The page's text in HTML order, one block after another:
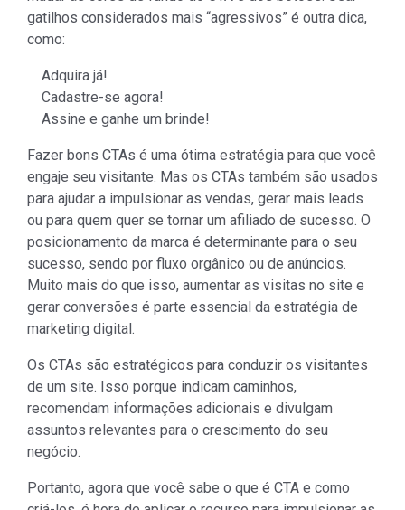
gatilhos considerados mais “agressivos” é outra dica,
como:
Adquira já!
Cadastre-se agora!
Assine e ganhe um brinde!
Fazer bons CTAs é uma ótima estratégia para que você
engaje seu visitante. Mas os CTAs também são usados
para ajudar a impulsionar as vendas, gerar mais leads
ou para quem quer se tornar um afiliado de sucesso. O
posicionamento da marca é determinante para o seu
sucesso, sendo por fluxo orgânico ou de anúncios.
Muito mais do que isso, aumentar as visitas no site e
gerar conversões é parte essencial da estratégia de
marketing digital.
Os CTAs são estratégicos para conduzir os visitantes
de um site. Isso porque indicam caminhos,
recomendam informações adicionais e divulgam
assuntos relevantes para o crescimento do seu
negócio.
Portanto, agora que você sabe o que é CTA e como